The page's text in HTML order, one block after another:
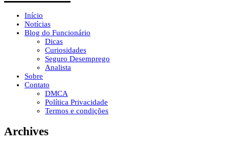
Início
Notícias
Blog do Funcionário
Dicas
Curiosidades
Seguro Desemprego
Analista
Sobre
Contato
DMCA
Política Privacidade
Termos e condições
Archives